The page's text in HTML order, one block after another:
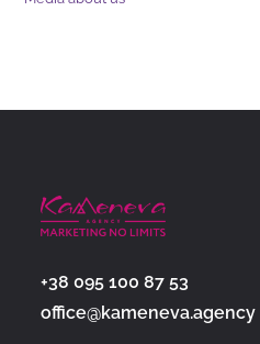
+38 095 100 87 53
office@kameneva.agency